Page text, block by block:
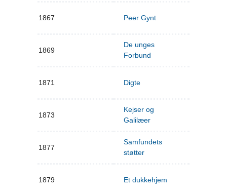
1867 Peer Gynt
1869
De unges
Forbund
1871 Digte
1873
Kejser og
Galilæer
1877
Samfundets
støtter
1879 Et dukkehjem